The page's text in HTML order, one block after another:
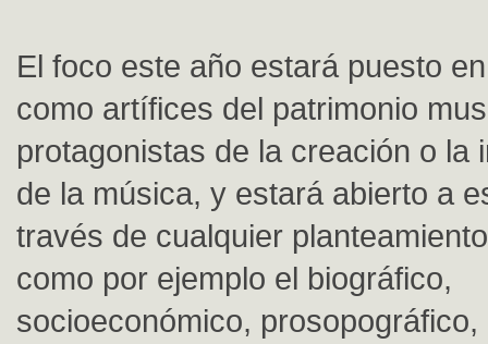
El foco este año estará puesto
como artífices del patrimonio
protagonistas de la creación o la
de la música, y estará abierto a
través de cualquier
como por ejemplo el biográfico,
socioeconómico,